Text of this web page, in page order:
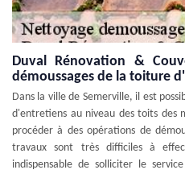
Duval Rénovation &
démoussages de la toiture
Dans la ville de Semerville, il est
d'entretiens au niveau des toits des
procéder à des opérations de
travaux sont très difficiles à
indispensable de solliciter le